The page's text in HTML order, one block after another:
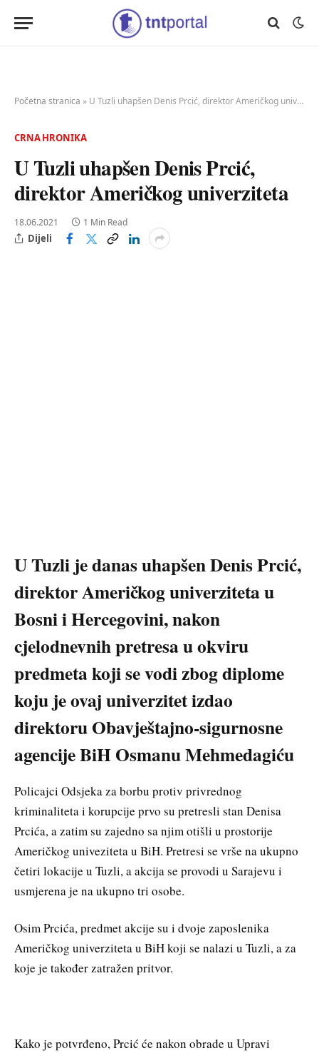
Početna stranica » U Tuzli uhapšen Denis Prcić, direktor Američkog univerziteta
CRNA HRONIKA
U Tuzli uhapšen Denis Prcić,
direktor Američkog univerziteta
18.06.2021 1 Min Read
Dijeli
U Tuzli je danas uhapšen Denis Prcić,
direktor Američkog univerziteta u
Bosni i Hercegovini, nakon
cjelodnevnih pretresa u okviru
predmeta koji se vodi zbog diplome
koju je ovaj univerzitet izdao
direktoru Obavještajno-sigurnosne
agencije BiH Osmanu Mehmedagiću
Policajci Odsjeka za borbu protiv privrednog
kriminaliteta i korupcije prvo su pretresli stan Denisa
Prcića, a zatim su zajedno sa njim otišli u prostorije
Američkog univeziteta u BiH. Pretresi se vrše na ukupno
četiri lokacije u Tuzli, a akcija se provodi u Sarajevu i
usmjerena je na ukupno tri osobe.
Osim Prcića, predmet akcije su i dvoje zaposlenika
Američkog univerziteta u BiH koji se nalazi u Tuzli, a za
koje je također zatražen pritvor.
Kako je potvrđeno, Prcić će nakon obrade u Upravi